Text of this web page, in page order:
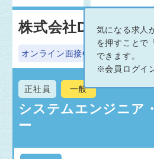
株式会社Donatello
オンライン面接OK
正社員 一般
システムエンジニア
ー
気になる求人
を押すことで
できます。
※会員ログイ